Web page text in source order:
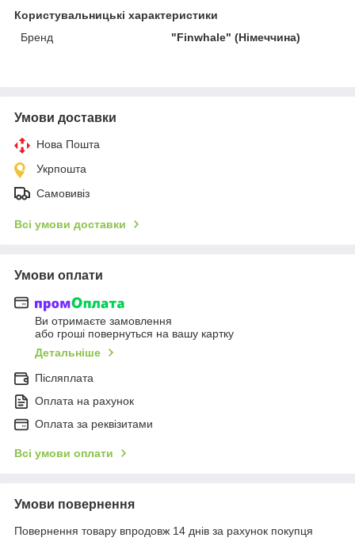
Користувальницькі характеристики
Бренд
"Finwhale" (Німеччина)
Умови доставки
Нова Пошта
Укрпошта
Самовивіз
Всі умови доставки
Умови оплати
Ви отримаєте замовлення
або гроші повернуться на вашу картку
Детальніше
Післяплата
Оплата на рахунок
Оплата за реквізитами
Всі умови оплати
Умови повернення
Повернення товару впродовж 14 днів за рахунок покупця